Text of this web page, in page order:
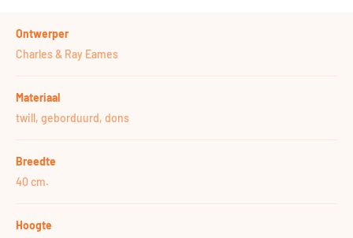
Ontwerper
Charles & Ray Eames
Materiaal
twill, geborduurd, dons
Breedte
40 cm.
Hoogte